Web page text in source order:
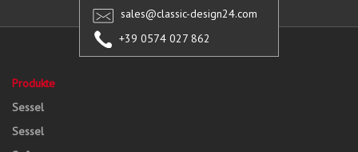
sales@classic-design24.com
+39 0574 027 862
Produkte
Sessel
Sessel